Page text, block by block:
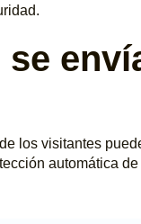
se
los visitantes
automática de